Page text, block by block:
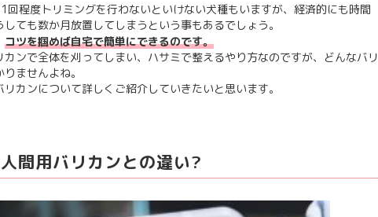
回程度トリミングを行わないといけない犬種もいますが、経済的にも時間
ても数か月放置してしまうという事もあるでしょう。
コツを掴めば自宅で簡単にできるのです。
ンで全体を刈ってしまい、ハサミで整えるやり方なのですが、どんなバリ
ませんよね。
カンについて詳しくご紹介していきたいと思います。
間用バリカンとの違い?